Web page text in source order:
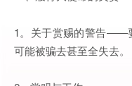
1。关于赏赐的警告——
可能被骗去甚至全失去。